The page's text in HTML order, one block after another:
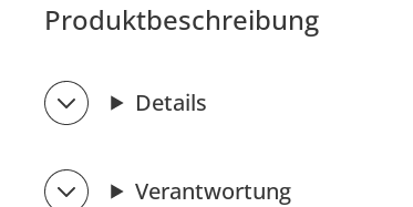
Produktbeschreibung
Details
Verantwortung